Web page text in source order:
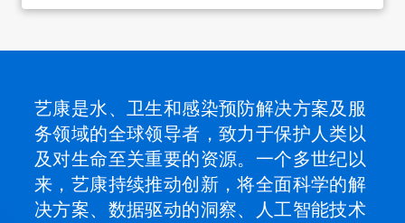
艺康是水、卫生和感染预防解决方案及服
务领域的全球领导者，致力于保护人类以
及对生命至关重要的资源。一个多世纪以
来，艺康持续推动创新，将全面科学的解
决方案、数据驱动的洞察、人工智能技术